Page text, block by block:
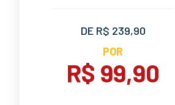
DE R$ 239,90
POR
R$ 99,90